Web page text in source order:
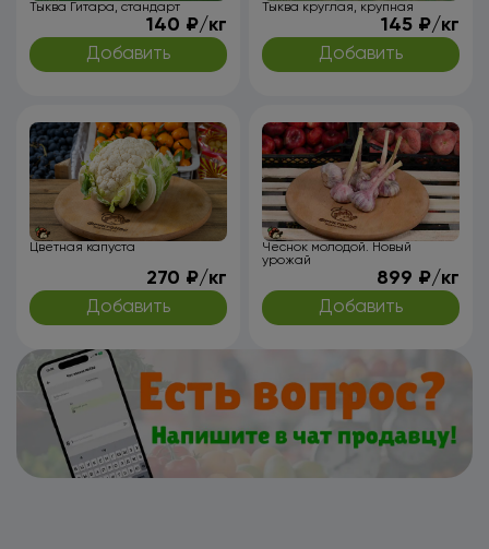
Тыква Гитара, стандарт
140 ₽/кг
Добавить
Тыква круглая, крупная
145 ₽/кг
Добавить
Цветная капуста
270 ₽/кг
Добавить
Чеснок молодой. Новый
урожай
899 ₽/кг
Добавить